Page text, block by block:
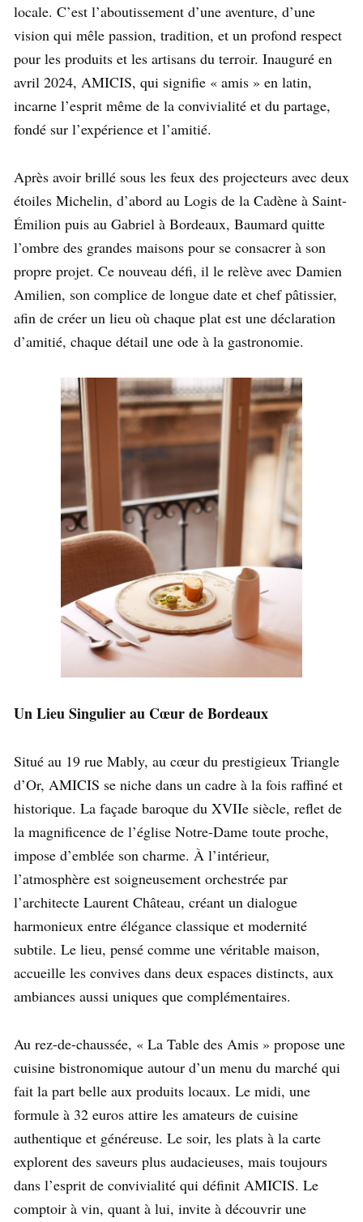
locale. C’est l’aboutissement d’une aventure, d’une
vision qui mêle passion, tradition, et un profond respect
pour les produits et les artisans du terroir. Inauguré en
avril 2024, AMICIS, qui signifie « amis » en latin,
incarne l’esprit même de la convivialité et du partage,
fondé sur l’expérience et l’amitié.
Après avoir brillé sous les feux des projecteurs avec deux
étoiles Michelin, d’abord au Logis de la Cadène à Saint-
Émilion puis au Gabriel à Bordeaux, Baumard quitte
l’ombre des grandes maisons pour se consacrer à son
propre projet. Ce nouveau défi, il le relève avec Damien
Amilien, son complice de longue date et chef pâtissier,
afin de créer un lieu où chaque plat est une déclaration
d’amitié, chaque détail une ode à la gastronomie.
Un Lieu Singulier au Cœur de Bordeaux
Situé au 19 rue Mably, au cœur du prestigieux Triangle
d’Or, AMICIS se niche dans un cadre à la fois raffiné et
historique. La façade baroque du XVIIe siècle, reflet de
la magnificence de l’église Notre-Dame toute proche,
impose d’emblée son charme. À l’intérieur,
l’atmosphère est soigneusement orchestrée par
l’architecte Laurent Château, créant un dialogue
harmonieux entre élégance classique et modernité
subtile. Le lieu, pensé comme une véritable maison,
accueille les convives dans deux espaces distincts, aux
ambiances aussi uniques que complémentaires.
Au rez-de-chaussée, « La Table des Amis » propose une
cuisine bistronomique autour d’un menu du marché qui
fait la part belle aux produits locaux. Le midi, une
formule à 32 euros attire les amateurs de cuisine
authentique et généreuse. Le soir, les plats à la carte
explorent des saveurs plus audacieuses, mais toujours
dans l’esprit de convivialité qui définit AMICIS. Le
comptoir à vin, quant à lui, invite à découvrir une